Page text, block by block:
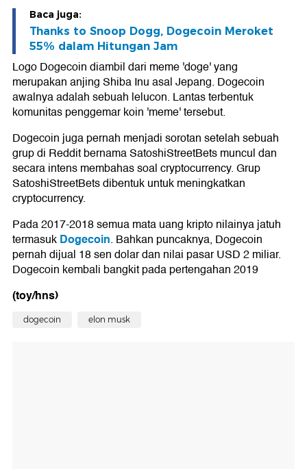
Baca juga:
Thanks to Snoop Dogg, Dogecoin Meroket
55% dalam Hitungan Jam
Logo Dogecoin diambil dari meme 'doge' yang
merupakan anjing Shiba Inu asal Jepang. Dogecoin
awalnya adalah sebuah lelucon. Lantas terbentuk
komunitas penggemar koin 'meme' tersebut.
Dogecoin juga pernah menjadi sorotan setelah sebuah
grup di Reddit bernama SatoshiStreetBets muncul dan
secara intens membahas soal cryptocurrency. Grup
SatoshiStreetBets dibentuk untuk meningkatkan
cryptocurrency.
Pada 2017-2018 semua mata uang kripto nilainya jatuh
termasukDogecoin. Bahkan puncaknya, Dogecoin
pernah dijual 18 sen dolar dan nilai pasar USD 2 miliar.
Dogecoin kembali bangkit pada pertengahan 2019
(toy/hns)
dogecoin elon musk